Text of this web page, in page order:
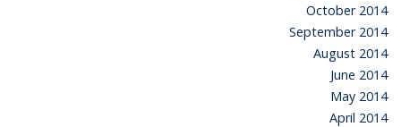
October 2014
September 2014
August 2014
June 2014
May 2014
April 2014